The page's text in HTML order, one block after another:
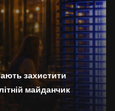
захистити
майданчик